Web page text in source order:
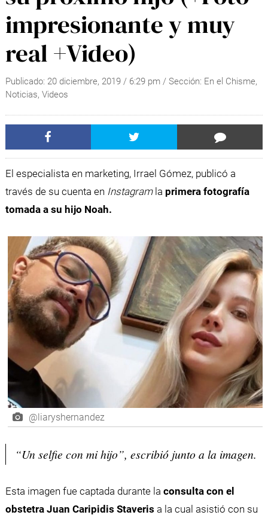
impresionante y muy
real +Video)
Publicado: 20 diciembre, 2019/ 6:29 pm / Sección: En el Chisme,
Noticias, Videos
El especialista en marketing, Irrael Gómez, publicó a
través de su cuenta en Instagramla primera fotografía
tomada a su hijo Noah.
@liaryshernandez
“Un selfie con mi hijo”, escribió junto a la imagen.
Esta imagen fue captada durante la consulta con el
obstetra Juan Caripidis Staveris a la cual asistió con su